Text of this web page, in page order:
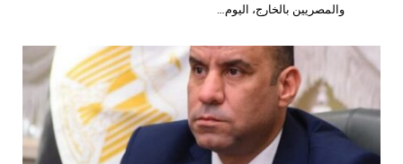
والمصريين بالخارج، اليوم…